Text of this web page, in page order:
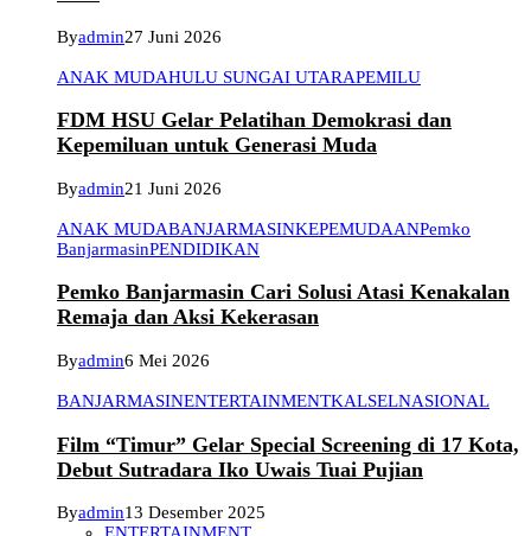
Byadmin27 Juni 2026
ANAK MUDAHULU SUNGAI UTARAPEMILU
FDM HSU Gelar Pelatihan Demokrasi dan
Kepemiluan untuk Generasi Muda
Byadmin21 Juni 2026
ANAK MUDABANJARMASINKEPEMUDAANPemko
BanjarmasinPENDIDIKAN
Pemko Banjarmasin Cari Solusi Atasi Kenakalan
Remaja dan Aksi Kekerasan
Byadmin6 Mei 2026
BANJARMASINENTERTAINMENTKALSELNASIONAL
Film “Timur” Gelar Special Screening di 17 Kota,
Debut Sutradara Iko Uwais Tuai Pujian
Byadmin13 Desember 2025